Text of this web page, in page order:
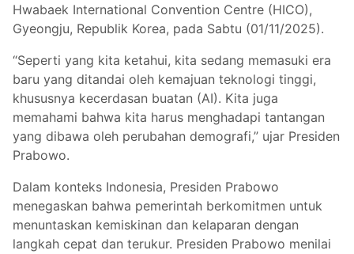
Hwabaek International Convention Centre (HICO),
Gyeongju, Republik Korea, pada Sabtu (01/11/2025).
“Seperti yang kita ketahui, kita sedang memasuki era
baru yang ditandai oleh kemajuan teknologi tinggi,
khususnya kecerdasan buatan (AI). Kita juga
memahami bahwa kita harus menghadapi tantangan
yang dibawa oleh perubahan demografi,” ujar Presiden
Prabowo.
Dalam konteks Indonesia, Presiden Prabowo
menegaskan bahwa pemerintah berkomitmen untuk
menuntaskan kemiskinan dan kelaparan dengan
langkah cepat dan terukur. Presiden Prabowo menilai